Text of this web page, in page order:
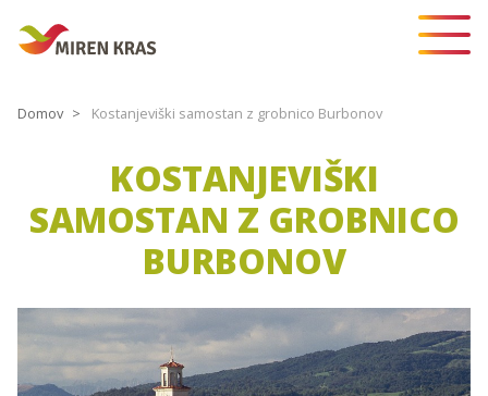
Domov Kostanjeviški samostan z grobnico Burbonov
KOSTANJEVIŠKI
SAMOSTAN Z GROBNICO
BURBONOV